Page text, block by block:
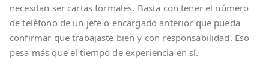
necesitan ser cartas formales. Basta con tener el número
de teléfono de un jefe o encargado anterior que pueda
confirmar que trabajaste bien y con responsabilidad. Eso
pesa más que el tiempo de experiencia en sí.